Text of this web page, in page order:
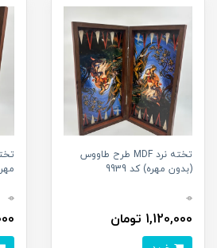
تخته نرد MDF طرح طاووس
(بدون مهره) کد 9939
0
1,120,000 تومان
0